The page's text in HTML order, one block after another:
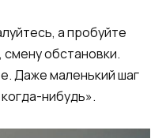
а пробуйте
смену обстановки.
Даже маленький шаг
нибудь».